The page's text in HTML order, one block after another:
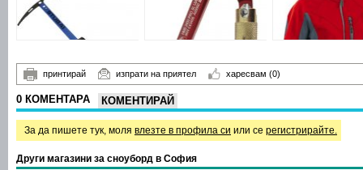
принтирай изпрати на приятел харесвам (0)
0 КОМЕНТАРА КОМЕНТИРАЙ
За да пишете тук, моля влезте в профила си или се регистрирайте.
Други магазини за сноуборд в София